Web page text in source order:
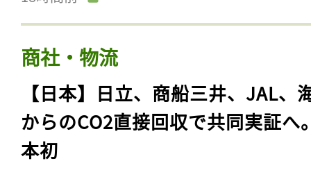
商社・物流
【日本】日立、商船三井、JAL、
からのCO2直接回収で共同実証へ
本初